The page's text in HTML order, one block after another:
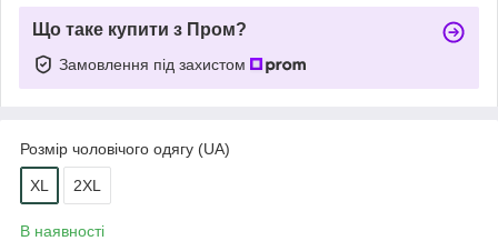
Що таке купити з Пром?
Замовлення під захистом
Розмір чоловічого одягу (UA)
XL 2XL
В наявності